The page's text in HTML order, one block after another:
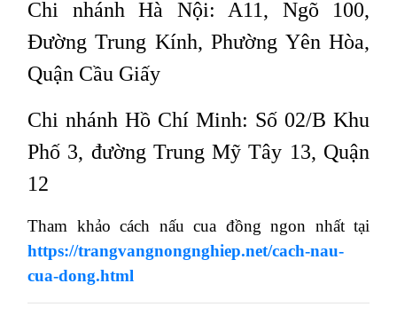
Chi nhánh Hà Nội: A11, Ngõ 100,
Đường Trung Kính, Phường Yên Hòa,
Quận Cầu Giấy
Chi nhánh Hồ Chí Minh: Số 02/B Khu
Phố 3, đường Trung Mỹ Tây 13, Quận
12
Tham khảo cách nấu cua đồng ngon nhất tại
https://trangvangnongnghiep.net/cach-nau-
cua-dong.html